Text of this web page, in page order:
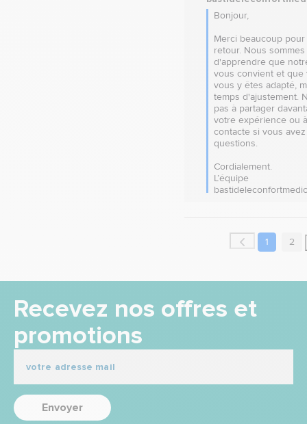
Bonjour,
Merci beaucoup
retour. Nous
d'apprendre que
vous convient et que
vous y êtes adapté,
temps d'ajustement.
pas à partager
votre expérience ou
contacte si vous
questions.
Cordialement.
L’équipe
1 2
Recevez nos offres et
promotions
Envoyer